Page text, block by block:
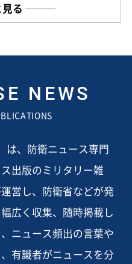
る
NEWS
は、防衛ニュース専門
出版のミリタリー雑
営し、防衛省などが発
広く収集、随時掲載し
ニュース頻出の言葉や
有識者がニュースを分